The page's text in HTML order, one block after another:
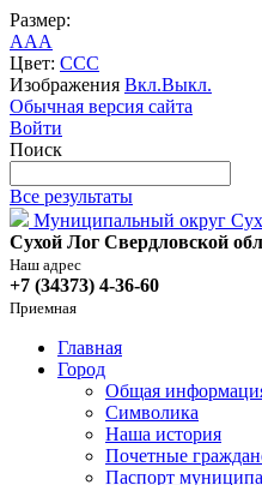
Размер:
AAA
Цвет: CCC
Изображения Вкл.Выкл.
Обычная версия сайта
Войти
Поиск
Все результаты
Муниципальный округ
Сухой Лог Свердловской
Наш адрес
+7 (34373) 4-36-60
Приемная
Главная
Город
Общая
Символика
Наша история
Почетные
Паспорт